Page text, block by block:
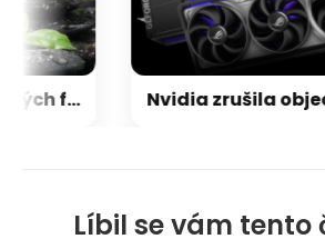
Líbil se vám tento
Zen 6 přinese 5 nových funkcí pro vyšší stabilitu výkonu, nejen herního